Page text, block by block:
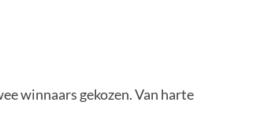
winnaars gekozen. Van harte